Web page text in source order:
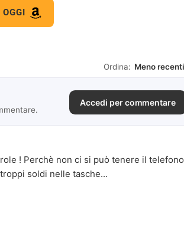
Ordina:
Accedi per commentare
! Perchè non ci si può tenere il telefono
soldi nelle tasche...